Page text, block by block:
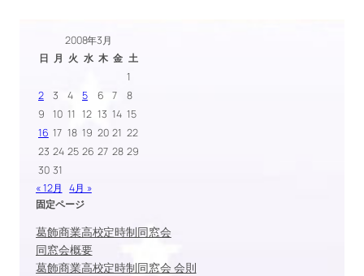
2008年3月
日 月 火 水 木 金 土
1
2
3 4 5 6 7
8
9
10 11 12 13 14 15
16 17 18 19 20 21 22
23 24 25 26 27 28 29
30 31
« 12月
4月 »
固定ページ
葛飾商業高校定時制同窓会
同窓会概要
葛飾商業高校定時制同窓会 会則